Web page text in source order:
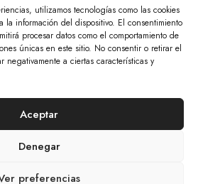
utilizamos tecnologías como las cookies
la información del dispositivo. El consentimiento
procesar datos como el comportamiento de
únicas en este sitio. No consentir o retirar el
negativamente a ciertas características y
Aceptar
Denegar
preferencias
The Mars Citizen
De PrivacidadCookies
De Datos Personales